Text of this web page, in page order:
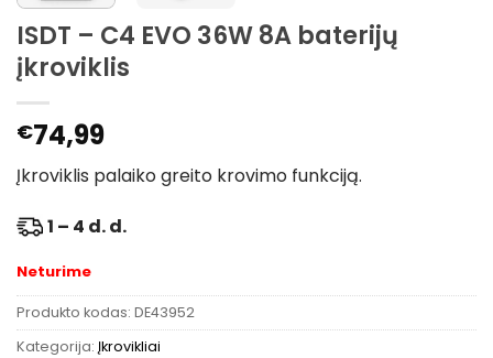
ISDT – C4 EVO 36W 8A baterijų
įkroviklis
€74,99
Įkroviklis palaiko greito krovimo funkciją.
1 – 4 d. d.
Neturime
Produkto kodas: DE43952
Kategorija: Įkrovikliai